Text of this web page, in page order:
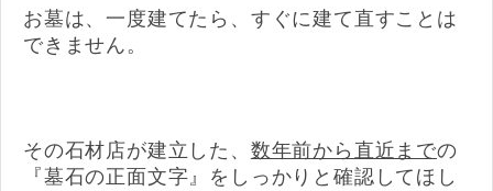
お墓は、一度建てたら、すぐに建て直すことは
できません。
その石材店が建立した、 数年前から直近までの
『墓石の正面文字』をしっかりと確認してほし